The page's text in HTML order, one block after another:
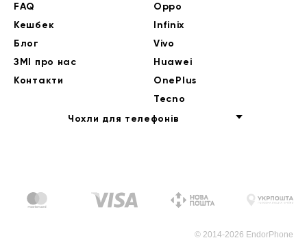
FAQ
Кешбек
Блог
ЗМІ про нас
Контакти
Oppo
Infinix
Vivo
Huawei
OnePlus
Tecno
Чохли для телефонів
© 2014-2026 EndorPhone